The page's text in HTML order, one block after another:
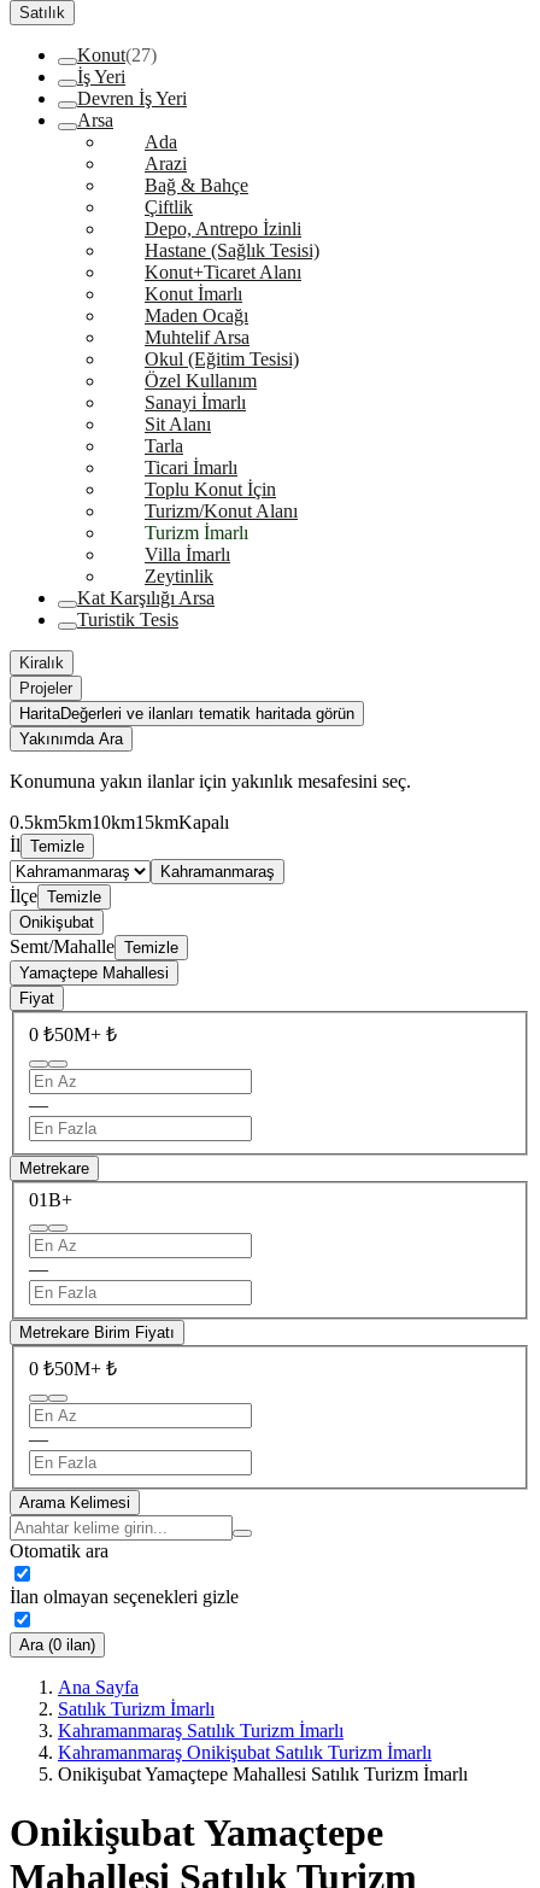
Satılık
Konut(27)
İş Yeri
Devren İş Yeri
Arsa
Ada
Arazi
Bağ & Bahçe
Çiftlik
Depo, Antrepo İzinli
Hastane (Sağlık Tesisi)
Konut+Ticaret Alanı
Konut İmarlı
Maden Ocağı
Muhtelif Arsa
Okul (Eğitim Tesisi)
Özel Kullanım
Sanayi İmarlı
Sit Alanı
Tarla
Ticari İmarlı
Toplu Konut İçin
Turizm/Konut Alanı
Turizm İmarlı
Villa İmarlı
Zeytinlik
Kat Karşılığı Arsa
Turistik Tesis
Kiralık
Projeler
HaritaDeğerleri ve ilanları tematik haritada görün
Yakınımda Ara
Konumuna yakın ilanlar için yakınlık mesafesini seç.
0.5km5km10km15kmKapalı
İl Temizle
Kahramanmaraş
İlçe Temizle
Onikişubat
Semt/Mahalle Temizle
Yamaçtepe Mahallesi
Fiyat
0 ₺50M+ ₺
—
Metrekare
01B+
—
Metrekare Birim Fiyatı
0 ₺50M+ ₺
—
Arama Kelimesi
Otomatik ara
İlan olmayan seçenekleri gizle
Ara (0 ilan)
Ana Sayfa
Satılık Turizm İmarlı
Kahramanmaraş Satılık Turizm İmarlı
Kahramanmaraş Onikişubat Satılık Turizm İmarlı
Onikişubat Yamaçtepe Mahallesi Satılık Turizm İmarlı
Onikişubat Yamaçtepe
Mahallesi Satılık Turizm